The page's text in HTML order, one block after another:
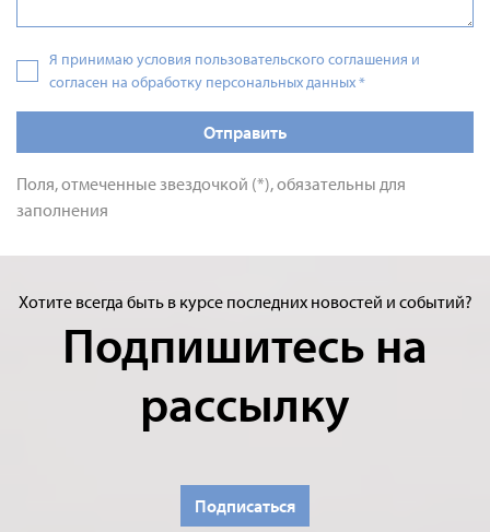
Я принимаю условия пользовательского соглашения и
согласен на обработку персональных данных*
Отправить
Поля, отмеченные звездочкой (*), обязательны для
заполнения
Хотите всегда быть в курсе последних новостей и событий?
Подпишитесь на
рассылку
Подписаться